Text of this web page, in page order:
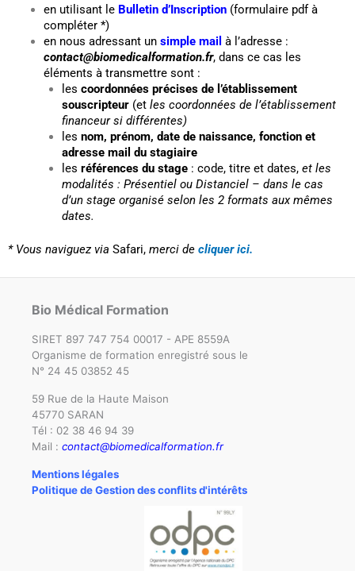
en utilisant le Bulletin d’Inscription (formulaire pdf à
compléter *)
en nous adressant un simple mail à l’adresse :
contact@biomedicalformation.fr, dans ce cas les
éléments à transmettre sont :
les coordonnées précises de l’établissement
souscripteur(et les coordonnées de l’établissement
financeur si différentes)
les nom, prénom, date de naissance, fonction et
adresse mail du stagiaire
les références du stage : code, titre et dates, et les
modalités : Présentiel ou Distanciel – dans le cas
d’un stage organisé selon les 2 formats aux mêmes
dates.
* Vous naviguez via Safari, merci de cliquer ici.
Bio Médical Formation
SIRET 897 747 754 00017 - APE 8559A
Organisme de formation enregistré sous le
N° 24 45 03852 45
59 Rue de la Haute Maison
45770 SARAN
Tél : 02 38 46 94 39
Mail : contact@biomedicalformation.fr
Mentions légales
Politique de Gestion des conflits d'intérêts